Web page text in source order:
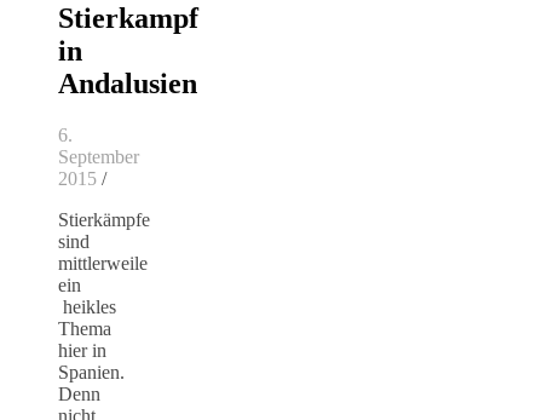
Stierkampf
in
Andalusien
6.
September
2015 /
Stierkämpfe
sind
mittlerweile
ein
heikles
Thema
hier in
Spanien.
Denn
nicht